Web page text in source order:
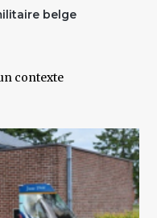
belge
contexte